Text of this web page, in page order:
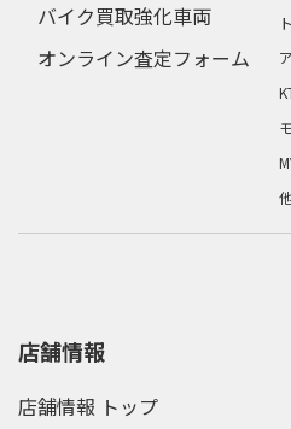
バイク買取強化車両
オンライン査定フォーム
店舗情報
店舗情報 トップ